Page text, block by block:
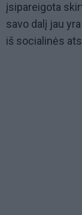
įsipareigota
savo dalį jau
iš socialinės